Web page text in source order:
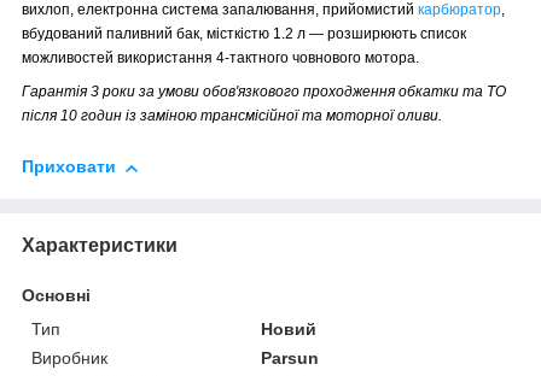
вихлоп, електронна система запалювання, прийомистий карбюратор,
вбудований паливний бак, місткістю 1.2 л — розширюють список
можливостей використання 4-тактного човнового мотора.
Гарантія 3 роки за умови обов'язкового проходження обкатки та ТО
після 10 годин із заміною трансмісійної та моторної оливи.
Приховати
Характеристики
Основні
Тип
Новий
Виробник
Parsun